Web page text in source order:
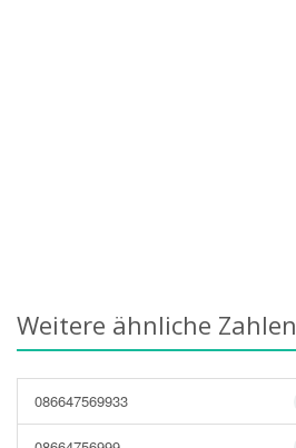
Weitere ähnliche Zahlen
086647569933